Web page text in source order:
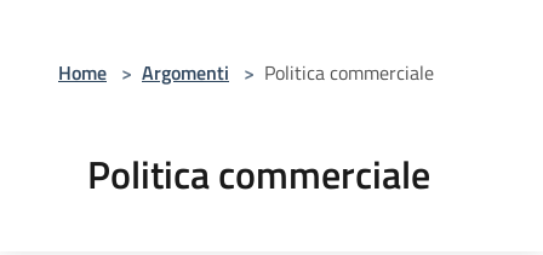
Home > Argomenti > Politica commerciale
Politica commerciale